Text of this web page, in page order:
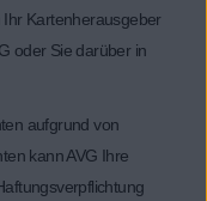
Kartenherausgeber
oder Sie darüber in
aufgrund von
kann AVG Ihre